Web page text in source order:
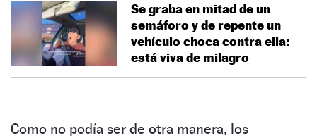
Se graba en mitad de un
semáforo y de repente un
vehículo choca contra ella:
está viva de milagro
Como no podía ser de otra manera, los